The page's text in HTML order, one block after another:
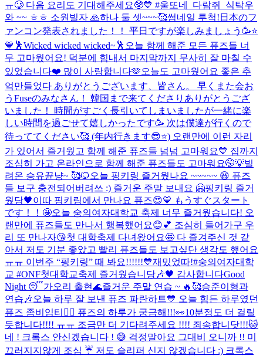
ㅠ🥲 다음 요리도 기대해주세요🥸💙 #울또네_다람쥐_식탁우
와 ~~ ㅎㅎ 소원빌자 🙏하나 둘 셋~~~🥰썸네일 투척! 日本のフ
ァンコン発表されました！！ 平日ですが楽しみましょう🥳⭐️
💙 🕺Wicked wicked wicked~🕺 오늘 함께 해준 모든 퓨즈들 너
무 고마웠어요! 덕분에 힘내서 마지막까지 무사히 잘 마칠 수
있었습니다❤️ 많이 사랑합니다🫶오늘도 고마웠어요 좋은 추
억만들었다 ありがとうございます、皆さん。 早くまた会お
う Fuseのみなさん！ 韓国まで来てくださりありがとうござ
いました！ 時間がすごく長引いてしまいましたが一緒に楽
しい時間を過ごせて嬉しかったです🥳 次は僕達が行くので
待っててください🥰 (年内行きます😎⭐️) 오랜만에 이런 자리
가 있어서 즐거웠고 함께 해준 퓨즈들 넘넘 고마워요💙 집까지
조심히 가고 온라인으로 함께 해준 퓨즈들도 고마워요🤭💡빌
려온 승유뀬냥~ 🥰🐱오늘 핑키링 즐거웠나요 ~~~~~ 😆 퓨즈
들 보구 충전되어버려쓰 :) 즐거운 주말 보내요 🤗핑키링 즐거
웠당🖤이따 핑키링에서 만나요 퓨즈😍💙 もうすぐスタート
です！！🤩오늘 숭의여자대학교 축제 너무 즐거웠습니다! 오
랜만에 퓨즈들도 만나서 행복했어요😊💕 조심히 들어가구 우
리 또 만나자😘첫 대학축제 다녀왔어요🤩 다 즐겨주신 것 같
아서 저도 기분 좋았고 빨리 퓨즈들도 보고싶단 생각도 했어요
ㅠㅠ 이번주 “핑키링” 때 봐요!!!!!!💙재밌었따!#숭의여자대학
교 #ONF첫대학교축제 즐거웠습니당🎶🖤 감사합니다Good
Night 😴가오리 출현🌊즐거운 주말 연습 ~ 🔥🥰승준이형과
연습🎶오늘 하루 잘 보낸 퓨즈 파란하트💙 오늘 힘든 하루였던
퓨즈 좀비임티🧟‍♂️ 퓨즈의 하루가 궁금해!!!👀10분정도 더 걸릴
듯합니다!!!! ㅠㅠ 조금만 더 기다려주세요 !!!! 죄송합니닷!!!🐱
네 ! 크록스 안신겠습니다 ! 😅 걱정말아요 그대 비 오니까 !! 미
끄러지지않게 조심 ☔️ 저도 슬리퍼 신지 않겠습니다 :) 크록스